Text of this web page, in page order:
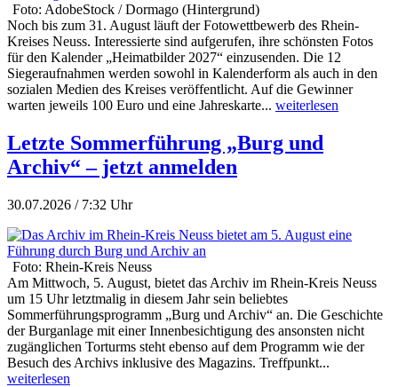
Foto: AdobeStock / Dormago (Hintergrund)
Noch bis zum 31. August läuft der Fotowettbewerb des Rhein-
Kreises Neuss. Interessierte sind aufgerufen, ihre schönsten Fotos
für den Kalender „Heimatbilder 2027“ einzusenden. Die 12
Siegeraufnahmen werden sowohl in Kalenderform als auch in den
sozialen Medien des Kreises veröffentlicht. Auf die Gewinner
warten jeweils 100 Euro und eine Jahreskarte... weiterlesen
Letzte Sommerführung „Burg und
Archiv“ – jetzt anmelden
30.07.2026 / 7:32 Uhr
Foto: Rhein-Kreis Neuss
Am Mittwoch, 5. August, bietet das Archiv im Rhein-Kreis Neuss
um 15 Uhr letztmalig in diesem Jahr sein beliebtes
Sommerführungsprogramm „Burg und Archiv“ an. Die Geschichte
der Burganlage mit einer Innenbesichtigung des ansonsten nicht
zugänglichen Torturms steht ebenso auf dem Programm wie der
Besuch des Archivs inklusive des Magazins. Treffpunkt...
weiterlesen